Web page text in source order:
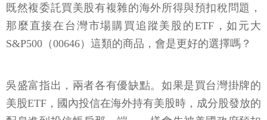
既然複委託買美股有複雜的海外所得與預扣稅問題，
那麼直接在台灣市場購買追蹤美股的ETF，如元大
S&P500（00646）這類的商品，會是更好的選擇嗎？
吳盛富指出，兩者各有優缺點。如果是買台灣掛牌的
美股ETF，國內投信在海外持有美股時，成分股發放的